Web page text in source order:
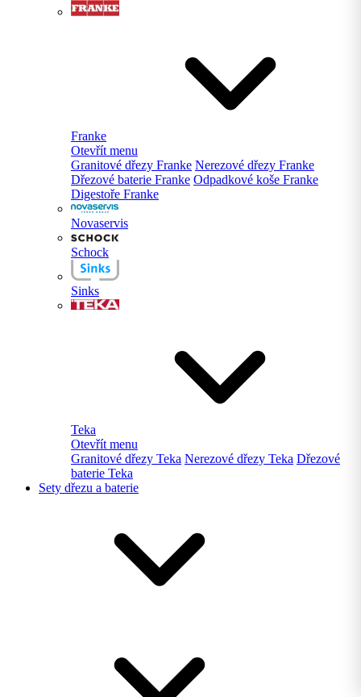
Franke
Otevřít menu
Granitové dřezy Franke Nerezové dřezy Franke
Dřezové baterie Franke Odpadkové koše Franke
Digestoře Franke
Novaservis
Schock
Sinks
Teka
Otevřít menu
Granitové dřezy Teka Nerezové dřezy Teka Dřezové
baterie Teka
Sety dřezu a baterie